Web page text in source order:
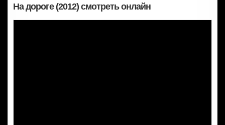
На дороге (2012) смотреть онлайн